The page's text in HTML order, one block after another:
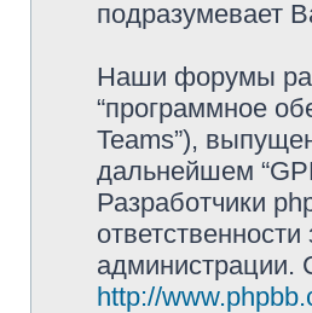
подразумевает
Наши форумы
“программное
Teams”),
дальнейшем
Разработчики
администрации.
http://